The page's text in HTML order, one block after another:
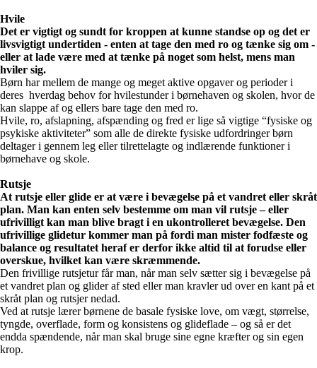
Hvile
Det er vigtigt og sundt for kroppen at kunne standse op og det er
livsvigtigt undertiden - enten at tage den med ro og tænke sig om -
eller at lade være med at tænke på noget som helst, mens man
hviler sig.
Børn har mellem de mange og meget aktive opgaver og perioder i
deres hverdag behov for hvilestunder i børnehaven og skolen, hvor de
kan slappe af og ellers bare tage den med ro.
Hvile, ro, afslapning, afspænding og fred er lige så vigtige “fysiske og
psykiske aktiviteter” som alle de direkte fysiske udfordringer børn
deltager i gennem leg eller tilrettelagte og indlærende funktioner i
børnehave og skole.
Rutsje
At rutsje eller glide er at være i bevægelse på et vandret eller skråt
plan. Man kan enten selv bestemme om man vil rutsje – eller
ufrivilligt kan man blive bragt i en ukontrolleret bevægelse. Den
ufrivillige glidetur kommer man på fordi man mister fodfæste og
balance og resultatet heraf er derfor ikke altid til at forudse eller
overskue, hvilket kan være skræmmende.
Den frivillige rutsjetur får man, når man selv sætter sig i bevægelse på
et vandret plan og glider af sted eller man kravler ud over en kant på et
skråt plan og rutsjer nedad.
Ved at rutsje lærer børnene de basale fysiske love, om vægt, størrelse,
tyngde, overflade, form og konsistens og glideflade – og så er det
endda spændende, når man skal bruge sine egne kræfter og sin egen
krop.